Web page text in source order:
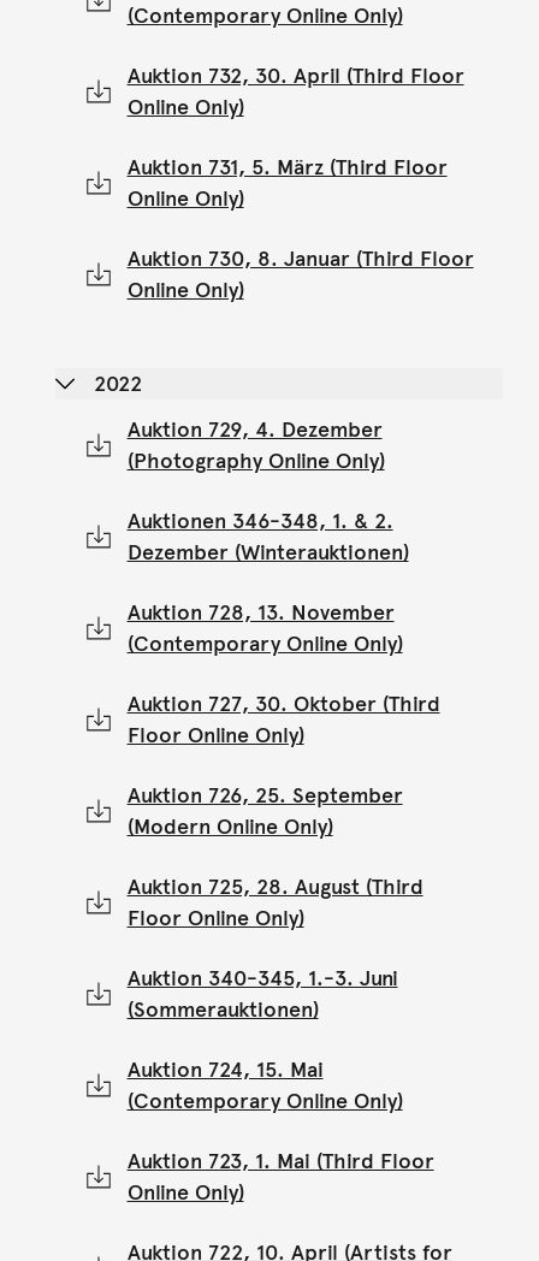
(Contemporary Online Only)
Auktion 732, 30. April (Third Floor
Online Only)
Auktion 731, 5. März (Third Floor
Online Only)
Auktion 730, 8. Januar (Third Floor
Online Only)
2022
Auktion 729, 4. Dezember
(Photography Online Only)
Auktionen 346-348, 1. & 2.
Dezember (Winterauktionen)
Auktion 728, 13. November
(Contemporary Online Only)
Auktion 727, 30. Oktober (Third
Floor Online Only)
Auktion 726, 25. September
(Modern Online Only)
Auktion 725, 28. August (Third
Floor Online Only)
Auktion 340-345, 1.-3. Juni
(Sommerauktionen)
Auktion 724, 15. Mai
(Contemporary Online Only)
Auktion 723, 1. Mai (Third Floor
Online Only)
Auktion 722, 10. April (Artists for